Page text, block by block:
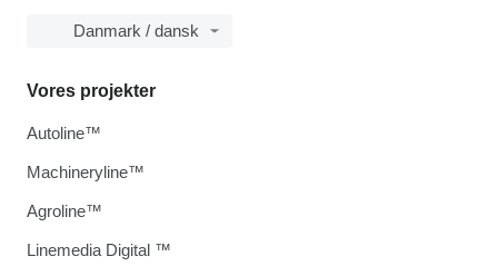
Danmark / dansk
Vores projekter
Autoline™
Machineryline™
Agroline™
Linemedia Digital ™